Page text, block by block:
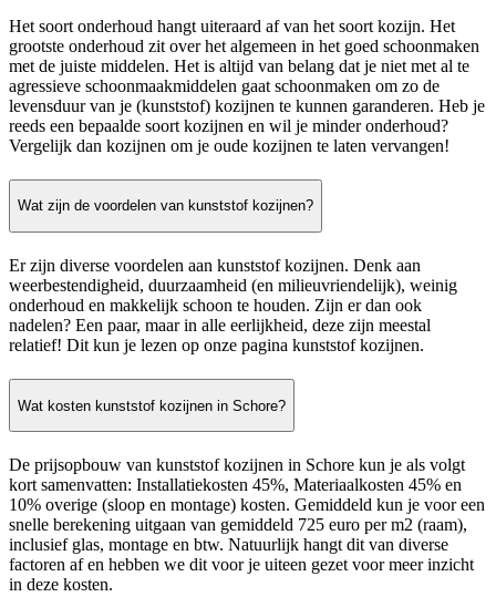
Het soort onderhoud hangt uiteraard af van het soort kozijn. Het
grootste onderhoud zit over het algemeen in het goed schoonmaken
met de juiste middelen. Het is altijd van belang dat je niet met al te
agressieve schoonmaakmiddelen gaat schoonmaken om zo de
levensduur van je (kunststof) kozijnen te kunnen garanderen. Heb je
reeds een bepaalde soort kozijnen en wil je minder onderhoud?
Vergelijk dan kozijnen om je oude kozijnen te laten vervangen!
Wat zijn de voordelen van kunststof kozijnen?
Er zijn diverse voordelen aan kunststof kozijnen. Denk aan
weerbestendigheid, duurzaamheid (en milieuvriendelijk), weinig
onderhoud en makkelijk schoon te houden. Zijn er dan ook
nadelen? Een paar, maar in alle eerlijkheid, deze zijn meestal
relatief! Dit kun je lezen op onze pagina kunststof kozijnen.
Wat kosten kunststof kozijnen in Schore?
De prijsopbouw van kunststof kozijnen in Schore kun je als volgt
kort samenvatten: Installatiekosten 45%, Materiaalkosten 45% en
10% overige (sloop en montage) kosten. Gemiddeld kun je voor een
snelle berekening uitgaan van gemiddeld 725 euro per m2 (raam),
inclusief glas, montage en btw. Natuurlijk hangt dit van diverse
factoren af en hebben we dit voor je uiteen gezet voor meer inzicht
in deze kosten.